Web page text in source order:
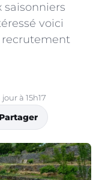
saisonniers
voici
recrutement
jour à 15h17
Partager